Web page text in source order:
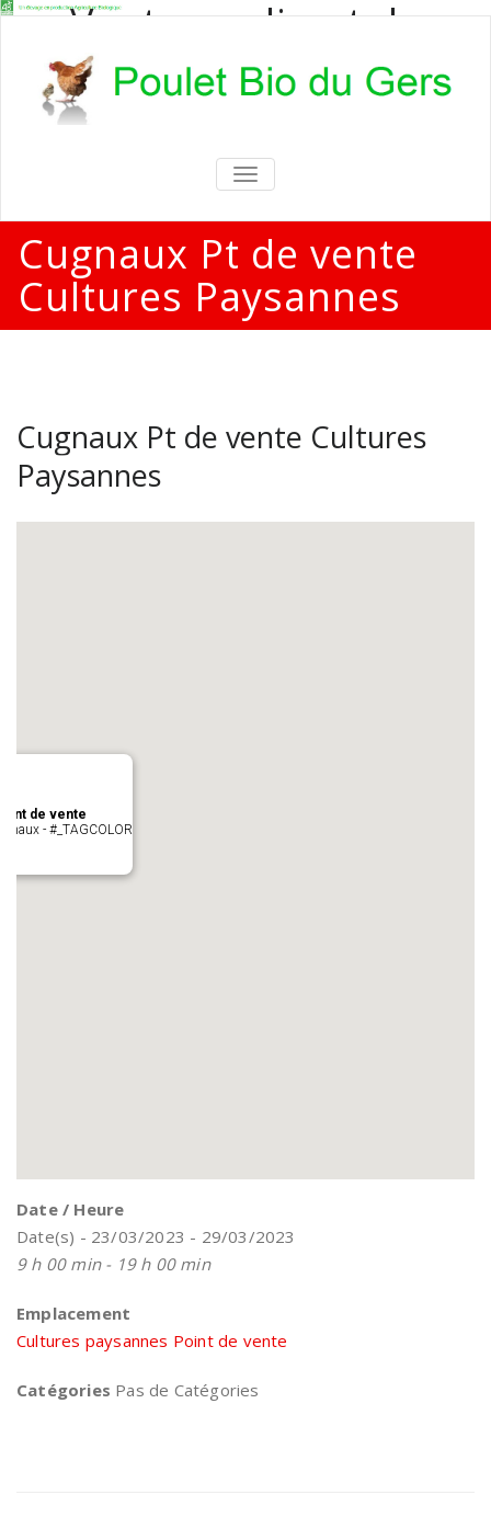
Vente en direct de
poulets bio
Vente en direct de poulets bio aux
particuliers et professionnels
TOGGLE
NAVIGATION
Cugnaux Pt de vente
Cultures Paysannes
Cugnaux Pt de vente Cultures
Paysannes
de vente
- #_TAGCOLOR
Date / Heure
Date(s) - 23/03/2023 - 29/03/2023
9 h 00 min - 19 h 00 min
Emplacement
Cultures paysannes Point de vente
Catégories Pas de Catégories